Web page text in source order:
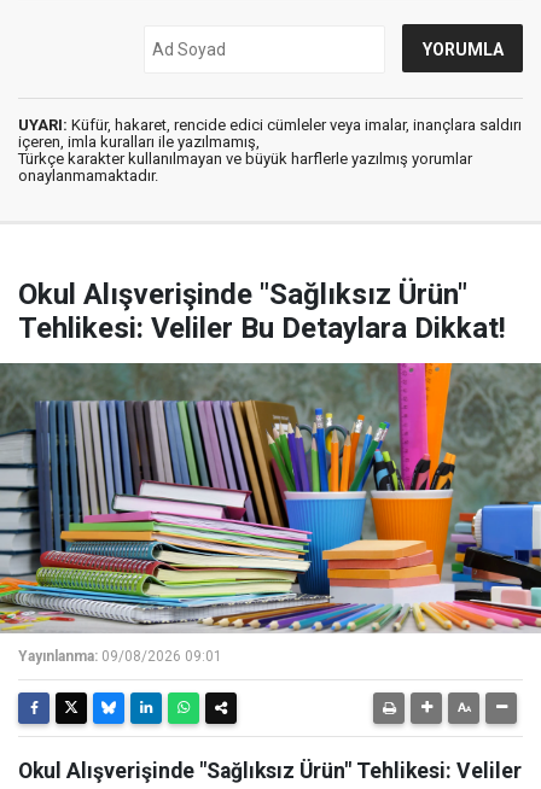
UYARI: Küfür, hakaret, rencide edici cümleler veya imalar, inançlara saldırı
içeren, imla kuralları ile yazılmamış,
Türkçe karakter kullanılmayan ve büyük harflerle yazılmış yorumlar
onaylanmamaktadır.
Okul Alışverişinde "Sağlıksız Ürün"
Tehlikesi: Veliler Bu Detaylara Dikkat!
Yayınlanma: 09/08/2026 09:01
Okul Alışverişinde "Sağlıksız Ürün" Tehlikesi: Veliler